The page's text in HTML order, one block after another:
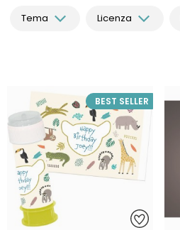
Tema Licenza
BEST SELLER